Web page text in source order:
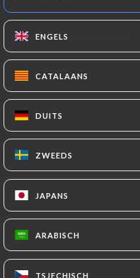
ENGELS
CATALAANS
DUITS
ZWEEDS
JAPANS
ARABISCH
TSJECHISCH
La Terrasse
78
7 Rue Caron
75004 Paris
ENGELS
CATALAANS
DUITS
ZWEEDS
JAPANS
ARABISCH
TSJECHISCH